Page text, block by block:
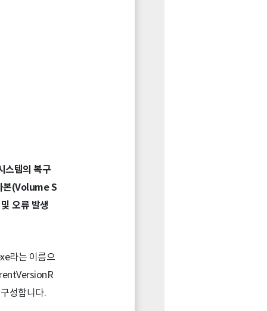
스템의 복구
본(Volume S
오류 발생
라는 이름으
성합니다.